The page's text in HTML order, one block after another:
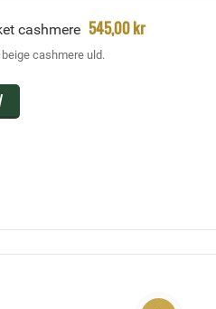
cashmere 545,00 kr
cashmere uld.